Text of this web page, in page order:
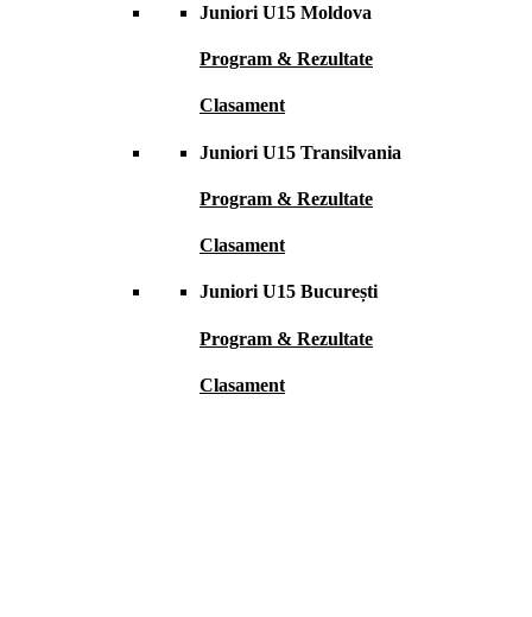
Juniori U15 Moldova
Program & Rezultate
Clasament
Juniori U15 Transilvania
Program & Rezultate
Clasament
Juniori U15 București
Program & Rezultate
Clasament